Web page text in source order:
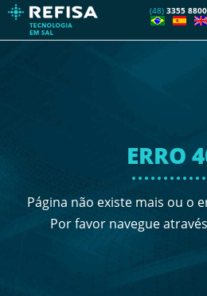
(48) 3355 8800
ERRO
Página não existe mais ou o
Por favor navegue